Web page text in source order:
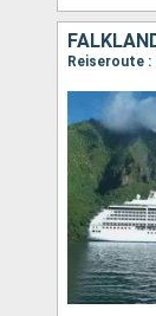
Reiseroute